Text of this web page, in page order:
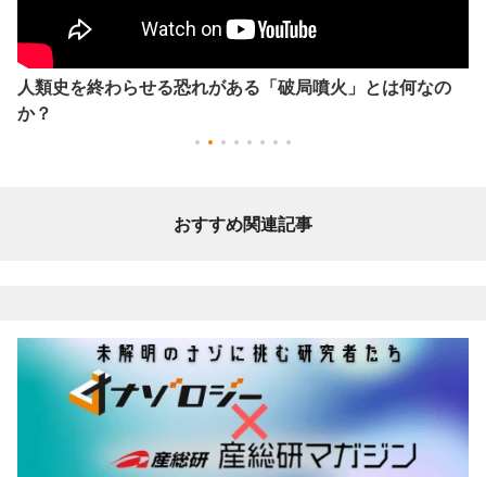
人類史を終わらせる恐れがある「破局噴火」とは何なの
か？
おすすめ関連記事